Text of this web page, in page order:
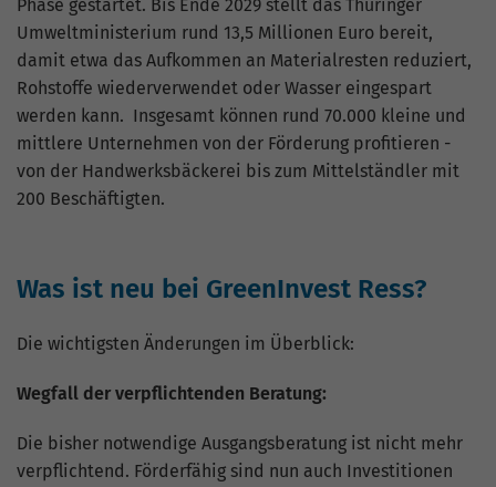
Phase gestartet. Bis Ende 2029 stellt das Thüringer
Umweltministerium rund 13,5 Millionen Euro bereit,
damit etwa das Aufkommen an Materialresten reduziert,
Rohstoffe wiederverwendet oder Wasser eingespart
werden kann. Insgesamt können rund 70.000 kleine und
mittlere Unternehmen von der Förderung profitieren -
von der Handwerksbäckerei bis zum Mittelständler mit
200 Beschäftigten.
Was ist neu bei GreenInvest Ress?
Die wichtigsten Änderungen im Überblick:
Wegfall der verpflichtenden Beratung:
Die bisher notwendige Ausgangsberatung ist nicht mehr
verpflichtend. Förderfähig sind nun auch Investitionen
Zweck
Nutzung der Website für den
Analysebericht der Website zu verfolgen.
Die Cookies speichern Informationen
anonym und weisen eine zufällig
generierte Nummer zu, um eindeutige
Besucher zu identifizieren.
Name _gid
Laufzeit 1 Tag
Zweck
Dieses Cookie wird von Google Analytics
um Informationen darüber zu speichern,
hilft bei der Erstellung eines
Analyseberichts darüber, wie es der